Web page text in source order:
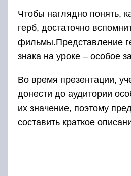
Чтобы наглядно понять,
герб, достаточно
фильмы.Представление
знака на уроке – особое
Во время презентации,
донести до аудитории
их значение, поэтому
составить краткое